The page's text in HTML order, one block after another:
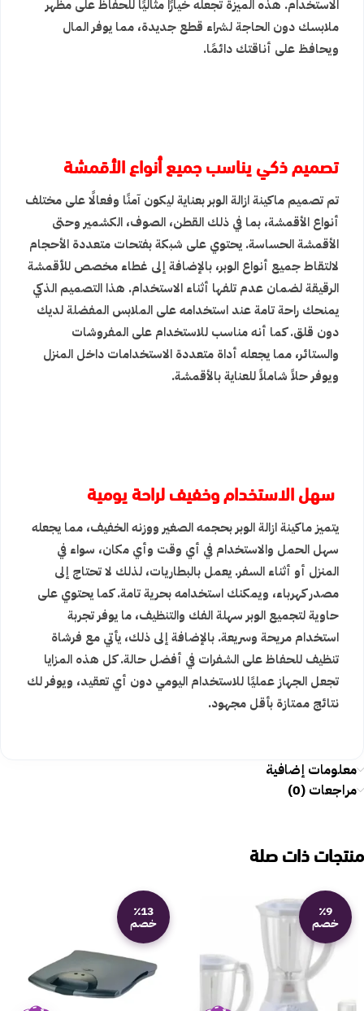
الاستخدام. هذه الميزة تجعله خيارًا مثاليًا للحفاظ على مظهر
ملابسك دون الحاجة لشراء قطع جديدة، مما يوفر المال
ويحافظ على أناقتك دائمًا.
تصميم ذكي يناسب جميع أنواع الأقمشة
تم تصميم ماكينة ازالة الوبر بعناية ليكون آمنًا وفعالًا على مختلف
أنواع الأقمشة، بما في ذلك القطن، الصوف، الكشمير وحتى
الأقمشة الحساسة. يحتوي على شبكة بفتحات متعددة الأحجام
لالتقاط جميع أنواع الوبر، بالإضافة إلى غطاء مخصص للأقمشة
الرقيقة لضمان عدم تلفها أثناء الاستخدام. هذا التصميم الذكي
يمنحك راحة تامة عند استخدامه على الملابس المفضلة لديك
دون قلق. كما أنه مناسب للاستخدام على المفروشات
والستائر، مما يجعله أداة متعددة الاستخدامات داخل المنزل
ويوفر حلاً شاملاً للعناية بالأقمشة.
سهل الاستخدام وخفيف لراحة يومية
يتميز ماكينة ازالة الوبر بحجمه الصغير ووزنه الخفيف، مما يجعله
سهل الحمل والاستخدام في أي وقت وأي مكان، سواء في
المنزل أو أثناء السفر. يعمل بالبطاريات، لذلك لا تحتاج إلى
مصدر كهرباء، ويمكنك استخدامه بحرية تامة. كما يحتوي على
حاوية لتجميع الوبر سهلة الفك والتنظيف، ما يوفر تجربة
استخدام مريحة وسريعة. بالإضافة إلى ذلك، يأتي مع فرشاة
تنظيف للحفاظ على الشفرات في أفضل حالة. كل هذه المزايا
تجعل الجهاز عمليًا للاستخدام اليومي دون أي تعقيد، ويوفر لك
نتائج ممتازة بأقل مجهود.
معلومات إضافية
مراجعات (0)
منتجات ذات صلة
٪9
خصم
٪13
خصم